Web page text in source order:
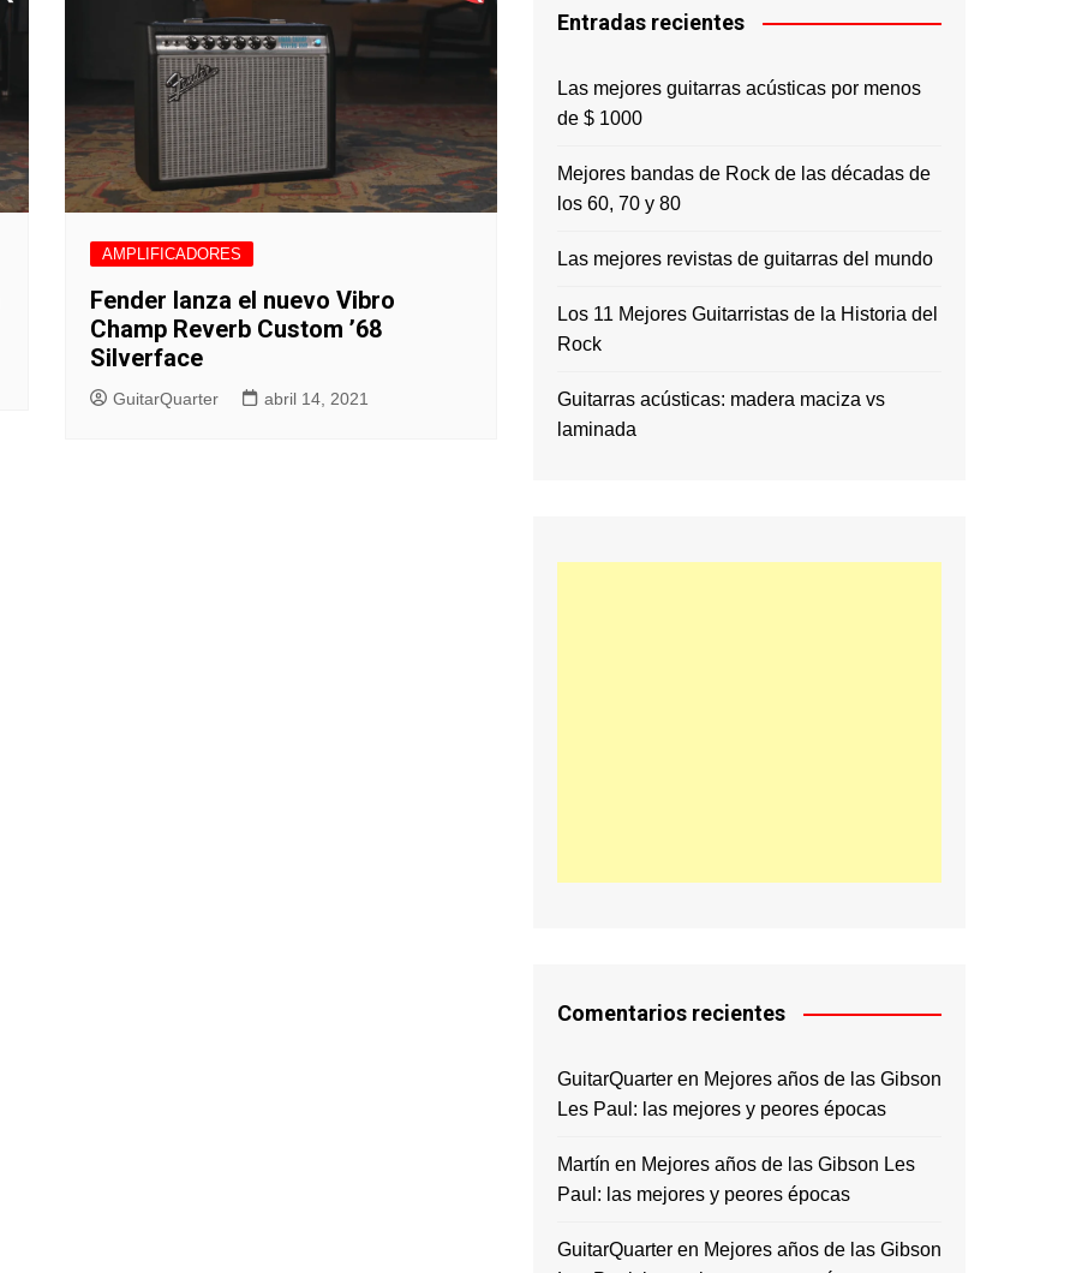
AMPLIFICADORES
Fender lanza el nuevo Vibro
Champ Reverb Custom ’68
Silverface
GuitarQuarter abril 14, 2021
Entradas recientes
Las mejores guitarras acústicas por menos
de $ 1000
Mejores bandas de Rock de las décadas de
los 60, 70 y 80
Las mejores revistas de guitarras del mundo
Los 11 Mejores Guitarristas de la Historia del
Rock
Guitarras acústicas: madera maciza vs
laminada
Comentarios recientes
GuitarQuarter en Mejores años de las Gibson
Les Paul: las mejores y peores épocas
Martín en Mejores años de las Gibson Les
Paul: las mejores y peores épocas
GuitarQuarter en Mejores años de las Gibson